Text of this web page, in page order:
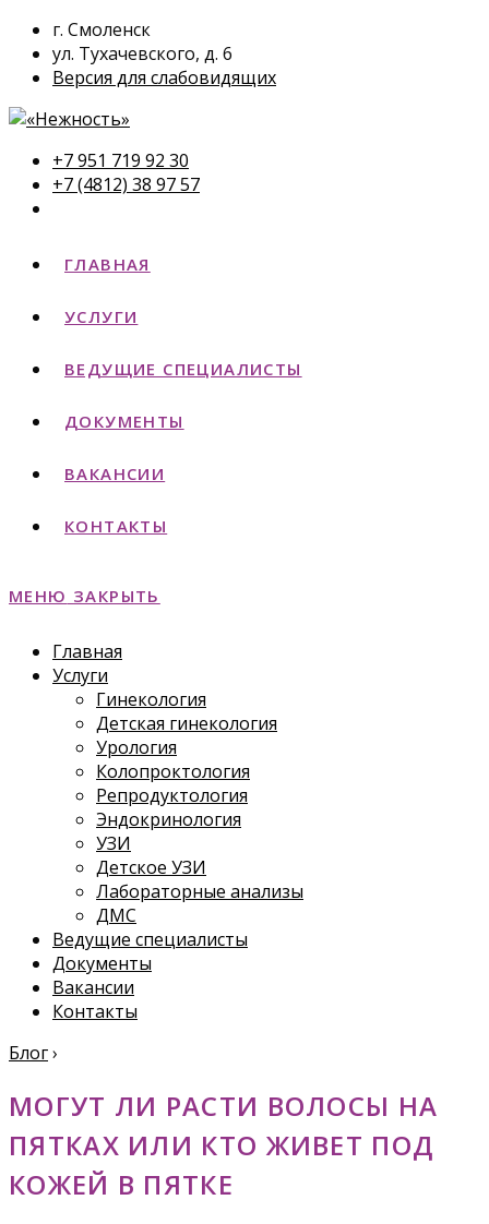
г. Смоленск
ул. Тухачевского, д. 6
Версия для слабовидящих
+7 951 719 92 30
+7 (4812) 38 97 57
ГЛАВНАЯ
УСЛУГИ
ВЕДУЩИЕ СПЕЦИАЛИСТЫ
ДОКУМЕНТЫ
ВАКАНСИИ
КОНТАКТЫ
МЕНЮ ЗАКРЫТЬ
Главная
Услуги
Гинекология
Детская гинекология
Урология
Колопроктология
Репродуктология
Эндокринология
УЗИ
Детское УЗИ
Лабораторные анализы
ДМС
Ведущие специалисты
Документы
Вакансии
Контакты
Блог›
МОГУТ ЛИ РАСТИ ВОЛОСЫ НА
ПЯТКАХ ИЛИ КТО ЖИВЕТ ПОД
КОЖЕЙ В ПЯТКЕ